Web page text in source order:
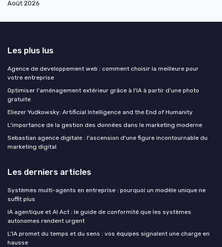
Août 2026
Les plus lus
Agence de developpement web : comment choisir la meilleure pour
votre entreprise
Optimiser l'aménagement extérieur grâce à l'IA à partir d'une photo
gratuite
Eliezer Yudkowsky: Artificial Intelligence and the End of Humanity
L'importance de la gestion des données dans le marketing moderne
Sebastian agence digitale : l'ascension d'une figure incontournable du
marketing digital
Les derniers articles
Systèmes multi-agents en entreprise : pourquoi un modèle unique ne
suffit plus
IA agentique et AI Act : le guide de conformité que les systèmes
autonomes rendent urgent
L'IA promet du temps et du sens : vos équipes signalent une charge en
hausse